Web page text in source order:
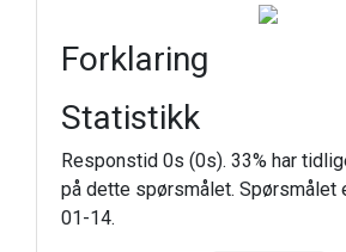
Forklaring
Statistikk
Responstid 0s (0s). 33% har
på dette spørsmålet. Spørsmålet
01-14.